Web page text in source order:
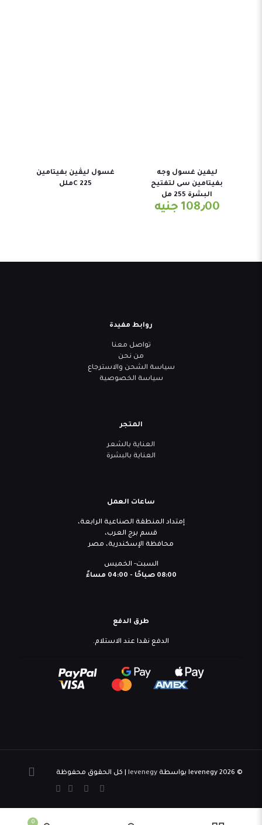
ليفين غسول وجه
بفيتامين سى لتفتيح
البشرة 255 مل
108٫00 جنيه
غسول ليڤين بفيتامين
C 225ملل
روابط مفيدة
تواصل معنا
من نحن
سياسة الشحن والاسترجاع
سياسة الخصوصية
المتجر
العناية بالشعر
العناية بالبشرة
ساعات العمل
إمتداد المنطقة الصناعية الرابعة،
قسم برج العرب،
محافظة الإسكندرية، مصر
السبت- الخميس
08:00 صباحًا - 04:00 مساءً
طرق الدفع
الدفع نقدا عند الاستلام.
© 2026 levenegy بواسطة levenegy | كل الحقوق محفوظة
0